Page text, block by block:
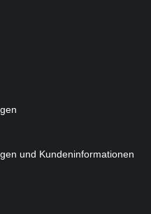
und Kundeninformationen